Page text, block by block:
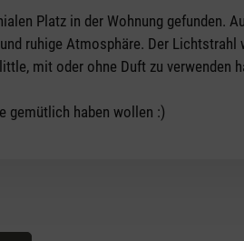
Platz in der Wohnung gefunden.
ruhige Atmosphäre. Der
mit oder ohne Duft zu verwenden
gemütlich haben wollen :)